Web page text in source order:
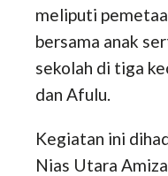
meliputi
bersama anak
sekolah di tiga
dan Afulu.
Kegiatan ini
Nias Utara